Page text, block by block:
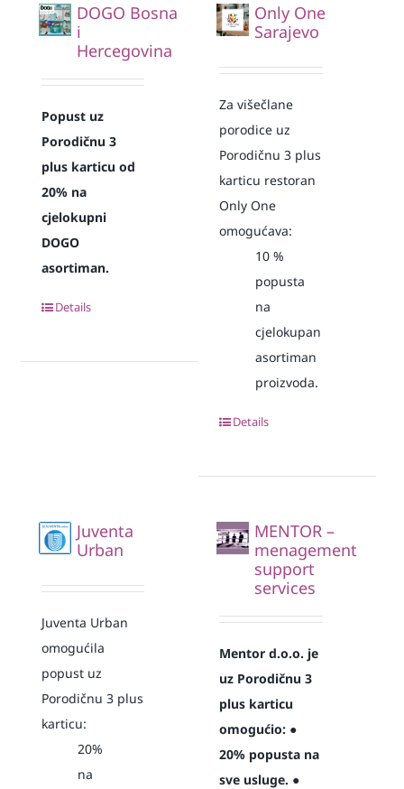
DOGO Bosna
i
Hercegovina
Popust uz
Porodičnu 3
plus karticu od
20% na
cjelokupni
DOGO
asortiman.
Details
Only One
Sarajevo
Za višečlane
porodice uz
Porodičnu 3 plus
karticu restoran
Only One
omogućava:
10%
popusta
na
cjelokupan
asortiman
proizvoda.
Details
Juventa
Urban
Juventa Urban
omogućila
popust uz
Porodičnu 3 plus
karticu:
20%
na
MENTOR –
menagement
support
services
Mentor d.o.o. je
uz Porodičnu 3
plus karticu
omogućio: ●
20% popusta na
sve usluge. ●